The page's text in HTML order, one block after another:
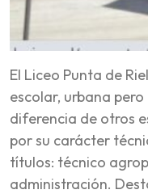
El Liceo Punta de
escolar, urbana
diferencia de otros
por su carácter
títulos: técnico
administración.